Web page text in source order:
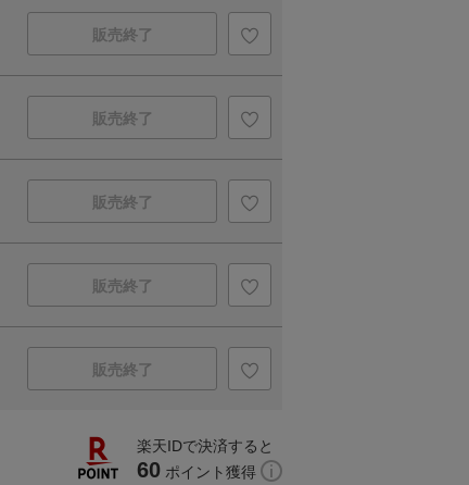
販売終了
販売終了
販売終了
販売終了
販売終了
楽天IDで決済すると
60 ポイント獲得